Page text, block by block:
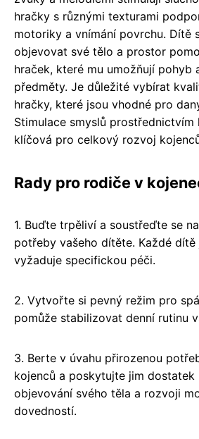
hračky s různými texturami
motoriky a vnímání povrchu. Dítě
objevovat své tělo a prostor
hraček, které mu umožňují pohyb
předměty. Je důležité vybírat
hračky, které jsou vhodné pro
Stimulace smyslů prostřednictvím
klíčová pro celkový rozvoj
Rady pro rodiče v
1. Buďte trpěliví a soustřeďte se
potřeby vašeho dítěte. Každé dítě
vyžaduje specifickou péči.
2. Vytvořte si pevný režim pro
pomůže stabilizovat denní rutinu
3. Berte v úvahu přirozenou
kojenců a poskytujte jim dostatek
objevování svého těla a rozvoji
dovedností.